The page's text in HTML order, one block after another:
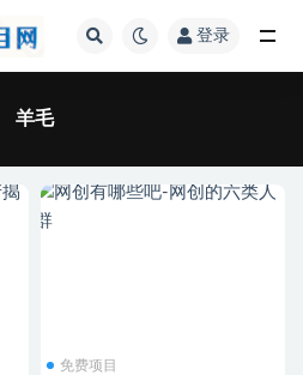
登录
羊毛
免费项目